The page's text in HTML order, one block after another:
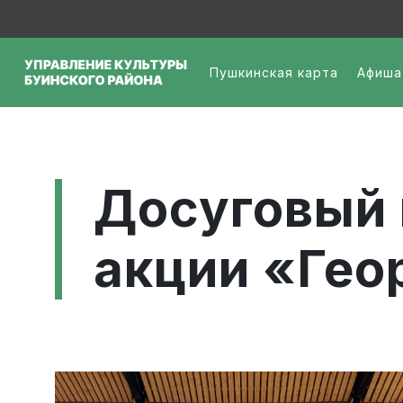
Меню -
Пушкинская карта Афиша
Досуговый
акции